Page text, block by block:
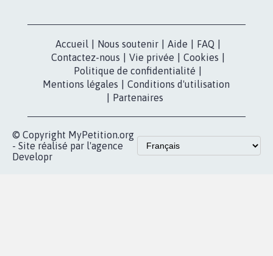
Accueil Nous soutenir Aide FAQ
Contactez-nous
Vie privée Cookies
Politique de confidentialité
Mentions légales
Conditions d'utilisation
Partenaires
© Copyright MyPetition.org
- Site réalisé par l'agence
Developr